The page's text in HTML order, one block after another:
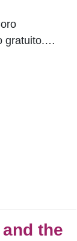
gratuito.…
the